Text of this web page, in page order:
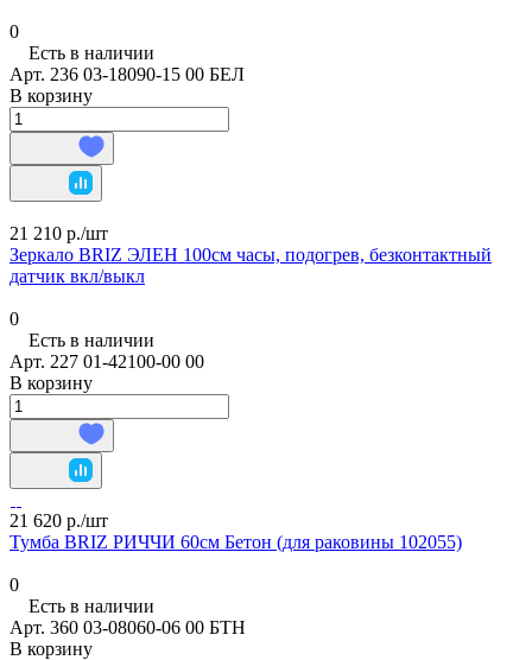
0
Есть в наличии
Арт. 236 03-18090-15 00 БЕЛ
В корзину
21 210 р./шт
Зеркало BRIZ ЭЛЕН 100см часы, подогрев, безконтактный
датчик вкл/выкл
0
Есть в наличии
Арт. 227 01-42100-00 00
В корзину
21 620 р./шт
Тумба BRIZ РИЧЧИ 60см Бетон (для раковины 102055)
0
Есть в наличии
Арт. 360 03-08060-06 00 БТН
В корзину